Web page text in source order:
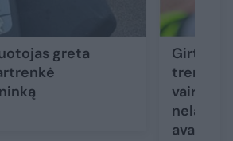
greta
Girto
trenkėsi
avarijos